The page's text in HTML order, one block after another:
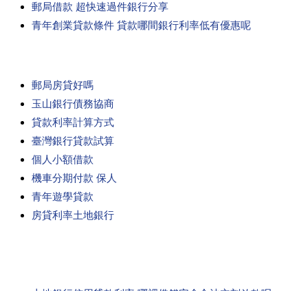
郵局借款 超快速過件銀行分享
青年創業貸款條件 貸款哪間銀行利率低有優惠呢
郵局房貸好嗎
玉山銀行債務協商
貸款利率計算方式
臺灣銀行貸款試算
個人小額借款
機車分期付款 保人
青年遊學貸款
房貸利率土地銀行